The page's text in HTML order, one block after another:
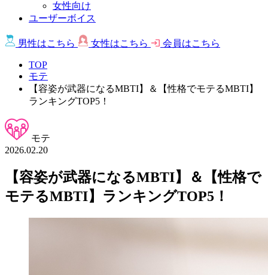
女性向け
ユーザーボイス
男性はこちら 女性はこちら 会員はこちら
TOP
モテ
【容姿が武器になるMBTI】＆【性格でモテるMBTI】
ランキングTOP5！
モテ
2026.02.20
【容姿が武器になるMBTI】＆【性格で
モテるMBTI】ランキングTOP5！